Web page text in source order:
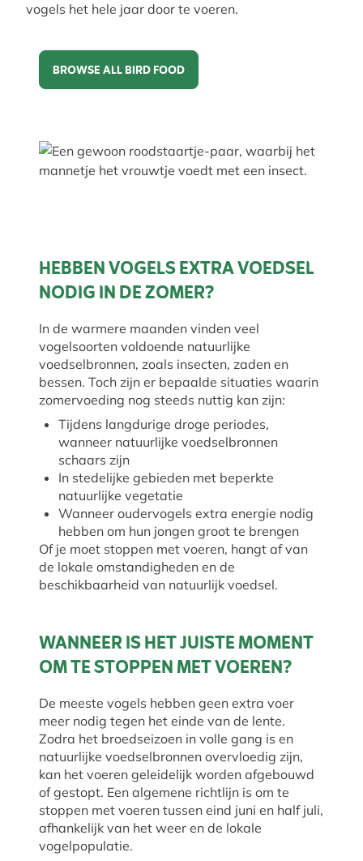
vogels het hele jaar door te voeren.
BROWSE ALL BIRD FOOD
HEBBEN VOGELS EXTRA VOEDSEL
NODIG IN DE ZOMER?
In de warmere maanden vinden veel
vogelsoorten voldoende natuurlijke
voedselbronnen, zoals insecten, zaden en
bessen. Toch zijn er bepaalde situaties waarin
zomervoeding nog steeds nuttig kan zijn:
Tijdens langdurige droge periodes,
wanneer natuurlijke voedselbronnen
schaars zijn
In stedelijke gebieden met beperkte
natuurlijke vegetatie
Wanneer oudervogels extra energie nodig
hebben om hun jongen groot te brengen
Of je moet stoppen met voeren, hangt af van
de lokale omstandigheden en de
beschikbaarheid van natuurlijk voedsel.
WANNEER IS HET JUISTE MOMENT
OM TE STOPPEN MET VOEREN?
De meeste vogels hebben geen extra voer
meer nodig tegen het einde van de lente.
Zodra het broedseizoen in volle gang is en
natuurlijke voedselbronnen overvloedig zijn,
kan het voeren geleidelijk worden afgebouwd
of gestopt. Een algemene richtlijn is om te
stoppen met voeren tussen eind juni en half juli,
afhankelijk van het weer en de lokale
vogelpopulatie.